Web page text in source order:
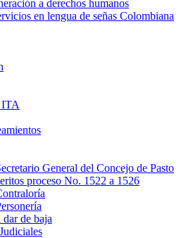
a derechos humanos
en lengua de señas Colombiana
ITA
General del Concejo de Pasto
proceso No. 1522 a 1526
dar de baja